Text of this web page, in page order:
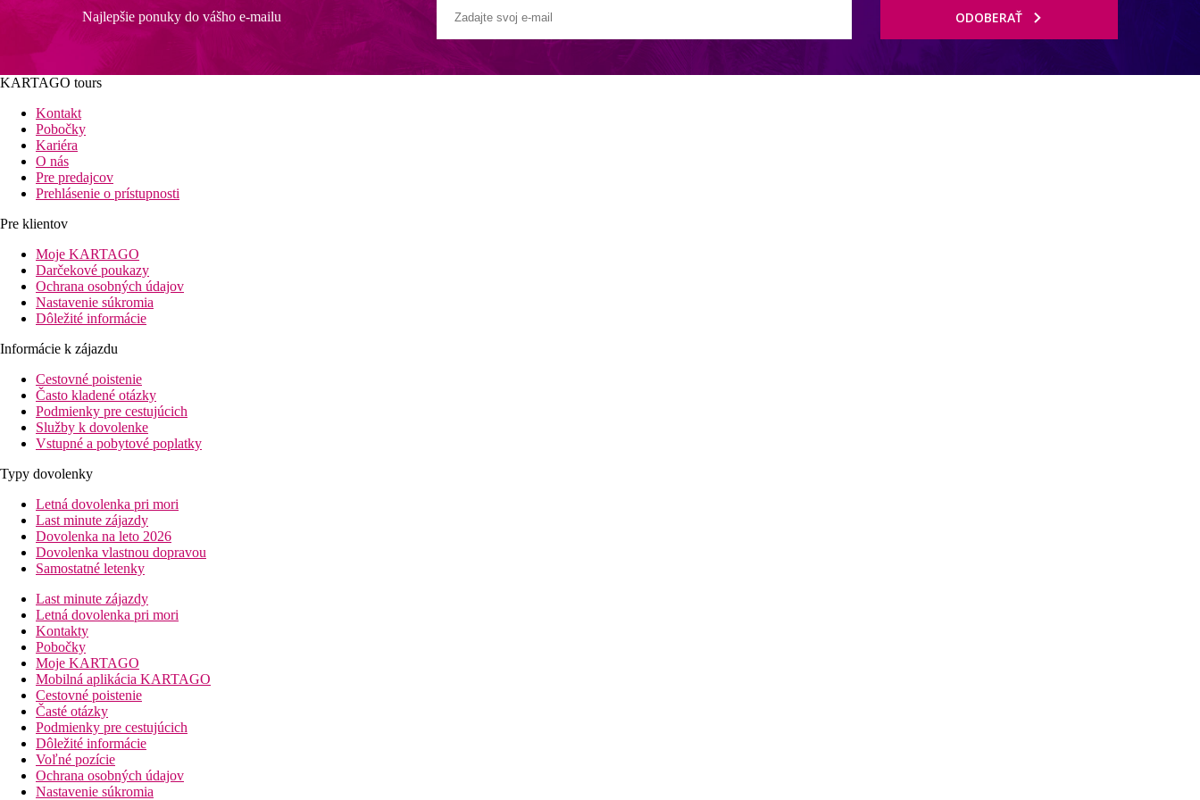
Najlepšie ponuky do vášho e-mailu ODOBERAŤ
KARTAGO tours
Kontakt
Pobočky
Kariéra
O nás
Pre predajcov
Prehlásenie o prístupnosti
Pre klientov
Moje KARTAGO
Darčekové poukazy
Ochrana osobných údajov
Nastavenie súkromia
Dôležité informácie
Informácie k zájazdu
Cestovné poistenie
Často kladené otázky
Podmienky pre cestujúcich
Služby k dovolenke
Vstupné a pobytové poplatky
Typy dovolenky
Letná dovolenka pri mori
Last minute zájazdy
Dovolenka na leto 2026
Dovolenka vlastnou dopravou
Samostatné letenky
Last minute zájazdy
Letná dovolenka pri mori
Kontakty
Pobočky
Moje KARTAGO
Mobilná aplikácia KARTAGO
Cestovné poistenie
Časté otázky
Podmienky pre cestujúcich
Dôležité informácie
Voľné pozície
Ochrana osobných údajov
Nastavenie súkromia